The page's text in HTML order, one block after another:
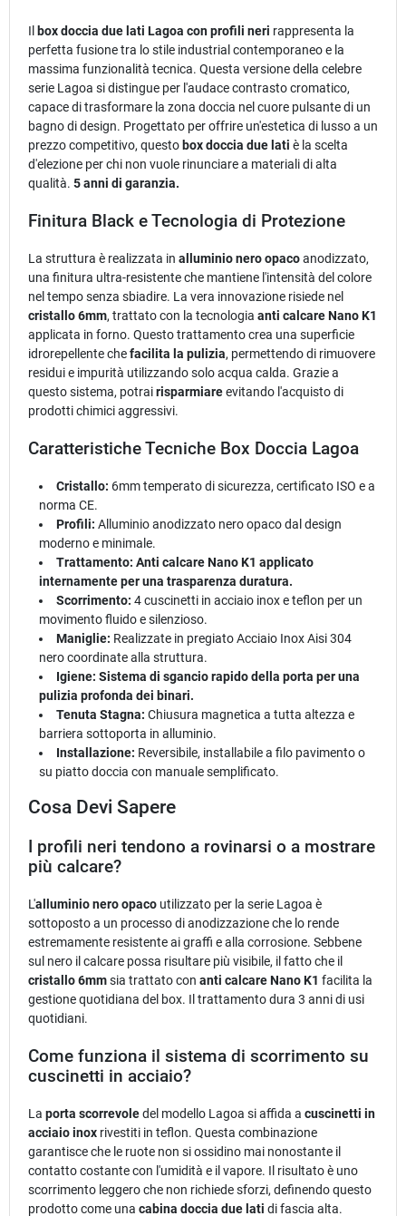
Il box doccia due lati Lagoa con profili neri rappresenta la
perfetta fusione tra lo stile industrial contemporaneo e la
massima funzionalità tecnica. Questa versione della celebre
serie Lagoa si distingue per l'audace contrasto cromatico,
capace di trasformare la zona doccia nel cuore pulsante di un
bagno di design. Progettato per offrire un'estetica di lusso a un
prezzo competitivo, questo box doccia due lati è la scelta
d'elezione per chi non vuole rinunciare a materiali di alta
qualità. 5 anni di garanzia.
Finitura Black e Tecnologia di Protezione
La struttura è realizzata in alluminio nero opacoanodizzato,
una finitura ultra-resistente che mantiene l'intensità del colore
nel tempo senza sbiadire. La vera innovazione risiede nel
cristallo 6mm, trattato con la tecnologia anti calcare Nano K1
applicata in forno. Questo trattamento crea una superficie
idrorepellente chefacilita la pulizia, permettendo di rimuovere
residui e impurità utilizzando solo acqua calda. Grazie a
questo sistema, potrairisparmiareevitando l'acquisto di
prodotti chimici aggressivi.
Caratteristiche Tecniche Box Doccia Lagoa
Cristallo: 6mm temperato di sicurezza, certificato ISO e a
norma CE.
Profili: Alluminio anodizzato nero opaco dal design
moderno e minimale.
Trattamento: Anti calcare Nano K1 applicato
internamente per una trasparenza duratura.
Scorrimento: 4 cuscinetti in acciaio inox e teflon per un
movimento fluido e silenzioso.
Maniglie: Realizzate in pregiato Acciaio Inox Aisi 304
nero coordinate alla struttura.
Igiene: Sistema di sgancio rapido della porta per una
pulizia profonda dei binari.
Tenuta Stagna: Chiusura magnetica a tutta altezza e
barriera sottoporta in alluminio.
Installazione: Reversibile, installabile a filo pavimento o
su piatto doccia con manuale semplificato.
Cosa Devi Sapere
I profili neri tendono a rovinarsi o a mostrare
più calcare?
L'alluminio nero opaco utilizzato per la serie Lagoa è
sottoposto a un processo di anodizzazione che lo rende
estremamente resistente ai graffi e alla corrosione. Sebbene
sul nero il calcare possa risultare più visibile, il fatto che il
cristallo 6mmsia trattato con anti calcare Nano K1 facilita la
gestione quotidiana del box. Il trattamento dura 3 anni di usi
quotidiani.
Come funziona il sistema di scorrimento su
cuscinetti in acciaio?
La porta scorrevoledel modello Lagoa si affida a cuscinetti in
acciaio inox rivestiti in teflon. Questa combinazione
garantisce che le ruote non si ossidino mai nonostante il
contatto costante con l'umidità e il vapore. Il risultato è uno
scorrimento leggero che non richiede sforzi, definendo questo
prodotto come una cabina doccia due lati di fascia alta.